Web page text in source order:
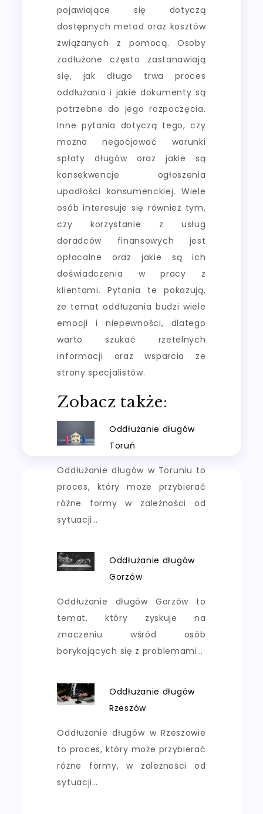
pojawiające się dotyczą
dostępnych metod oraz kosztów
związanych z pomocą. Osoby
zadłużone często zastanawiają
się, jak długo trwa proces
oddłużania i jakie dokumenty są
potrzebne do jego rozpoczęcia.
Inne pytania dotyczą tego, czy
można negocjować warunki
spłaty długów oraz jakie są
konsekwencje ogłoszenia
upadłości konsumenckiej. Wiele
osób interesuje się również tym,
czy korzystanie z usług
doradców finansowych jest
opłacalne oraz jakie są ich
doświadczenia w pracy z
klientami. Pytania te pokazują,
że temat oddłużania budzi wiele
emocji i niepewności, dlatego
warto szukać rzetelnych
informacji oraz wsparcia ze
strony specjalistów.
Zobacz także:
Oddłużanie długów
Toruń
Oddłużanie długów w Toruniu to
proces, który może przybierać
różne formy w zależności od
sytuacji…
Oddłużanie długów
Gorzów
Oddłużanie długów Gorzów to
temat, który zyskuje na
znaczeniu wśród osób
borykających się z problemami…
Oddłużanie długów
Rzeszów
Oddłużanie długów w Rzeszowie
to proces, który może przybierać
różne formy, w zależności od
sytuacji…